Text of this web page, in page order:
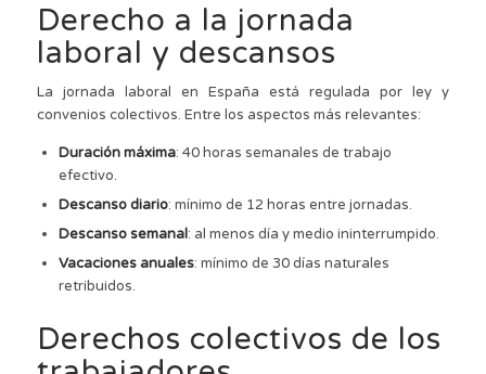
Derecho a la jornada
laboral y descansos
La jornada laboral en España está regulada por ley y
convenios colectivos. Entre los aspectos más relevantes:
Duración máxima: 40 horas semanales de trabajo
efectivo.
Descanso diario: mínimo de 12 horas entre jornadas.
Descanso semanal: al menos día y medio ininterrumpido.
Vacaciones anuales: mínimo de 30 días naturales
retribuidos.
Derechos colectivos de los